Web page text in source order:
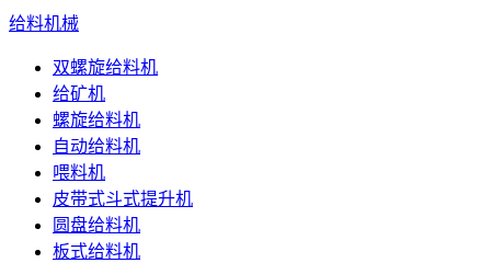
给料机械
双螺旋给料机
给矿机
螺旋给料机
自动给料机
喂料机
皮带式斗式提升机
圆盘给料机
板式给料机